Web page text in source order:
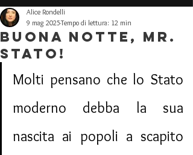
Buona notte, Mr.
Stato!
Alice Rondelli
9 mag 2025Tempo di lettura: 12 min
Molti pensano che lo Stato
moderno debba la sua
nascita ai popoli a scapito